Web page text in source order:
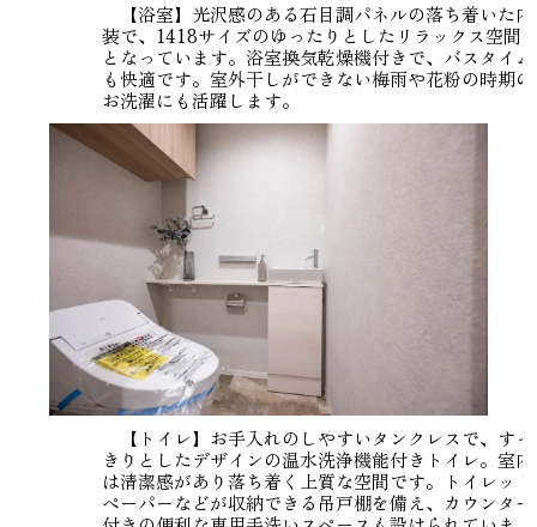
【浴室】光沢感のある石目調パネルの落ち着いた内
装で、1418サイズのゆったりとしたリラックス空間
となっています。浴室換気乾燥機付きで、バスタイム
も快適です。室外干しができない梅雨や花粉の時期の
お洗濯にも活躍します。
【トイレ】お手入れのしやすいタンクレスで、すっ
きりとしたデザインの温水洗浄機能付きトイレ。室内
は清潔感があり落ち着く上質な空間です。トイレット
ペーパーなどが収納できる吊戸棚を備え、カウンター